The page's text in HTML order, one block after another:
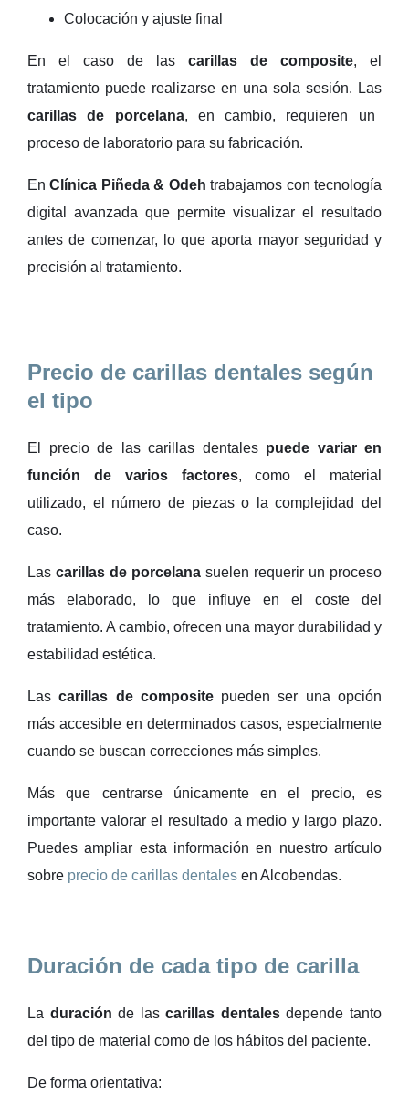
Colocación y ajuste final
En el caso de las carillas de composite, el
tratamiento puede realizarse en una sola sesión. Las
carillas de porcelana, en cambio, requieren un
proceso de laboratorio para su fabricación.
EnClínica Piñeda & Odeh trabajamos con tecnología
digital avanzada que permite visualizar el resultado
antes de comenzar, lo que aporta mayor seguridad y
precisión al tratamiento.
Precio de carillas dentales según
el tipo
El precio de las carillas dentales puede variar en
función de varios factores, como el material
utilizado, el número de piezas o la complejidad del
caso.
Las carillas de porcelana suelen requerir un proceso
más elaborado, lo que influye en el coste del
tratamiento. A cambio, ofrecen una mayor durabilidad y
estabilidad estética.
Lascarillas de compositepueden ser una opción
más accesible en determinados casos, especialmente
cuando se buscan correcciones más simples.
Más que centrarse únicamente en el precio, es
importante valorar el resultado a medio y largo plazo.
Puedes ampliar esta información en nuestro artículo
sobre precio de carillas dentales en Alcobendas.
Duración de cada tipo de carilla
La duración de lascarillas dentalesdepende tanto
del tipo de material como de los hábitos del paciente.
De forma orientativa: